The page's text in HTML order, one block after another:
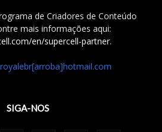
de Criadores de Conteúdo
mais informações aqui:
en/supercell-partner.
SIGA-NOS